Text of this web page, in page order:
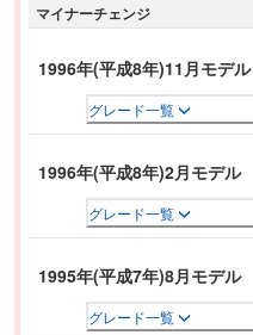
ルのみだった。エンジンは、直列
年の間に、エンジンの世代交代な
ボディ大型化と車両価格の上昇よ
ブルかつコンパクトなモデル「ti
マイナーチェンジ
1996年(平成8年)11月モデル
グレード一覧
1996年(平成8年)2月モデル
グレード一覧
1995年(平成7年)8月モデル
グレード一覧